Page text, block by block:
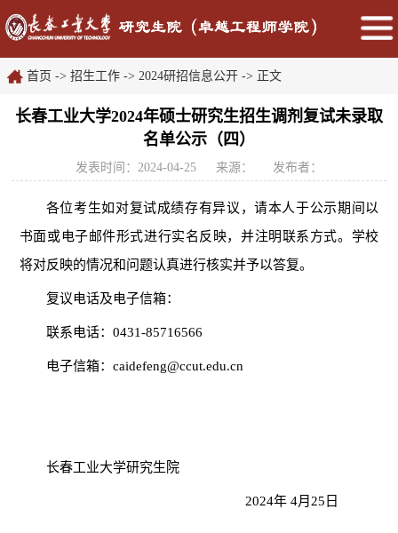
首页 -> 招生工作 -> 2024研招信息公开 -> 正文
长春工业大学2024年硕士研究生招生调剂复试未录取
名单公示（四）
发表时间：2024-04-25 来源： 发布者：
各位考生如对复试成绩存有异议，请本人于公示期间以
书面或电子邮件形式进行实名反映，并注明联系方式。学校
将对反映的情况和问题认真进行核实并予以答复。
复议电话及电子信箱：
联系电话： 0431-85716566
电子信箱： caidefeng@ccut.edu.cn
长春工业大学研究生院
2024年 4月25 日